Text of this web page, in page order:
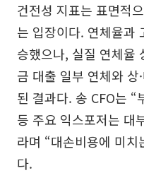
건전성 지표는 표면적
는 입장이다. 연체율과
승했으나, 실질 연체율
금 대출 일부 연체와 상
된 결과다. 송 CFO는 “
등 주요 익스포저는 대
라며 “대손비용에 미
다.